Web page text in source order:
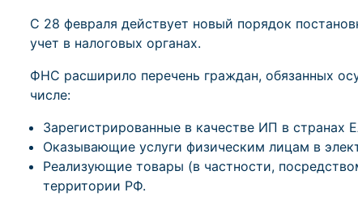
С 28 февраля действует новый порядок
учет в налоговых органах.
ФНС расширило перечень граждан, обязанных
числе:
Зарегистрированные в качестве ИП в странах
Оказывающие услуги физическим лицам в
Реализующие товары (в частности,
территории РФ.